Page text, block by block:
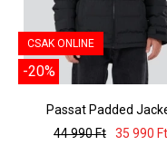
CSAK ONLINE
-20%
Passat Padded
44 990 Ft
35 990 Ft